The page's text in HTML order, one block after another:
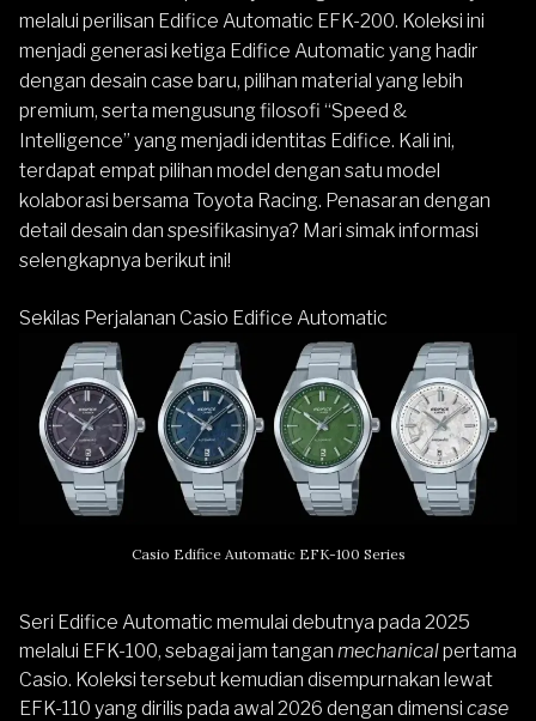
melalui perilisan Edifice Automatic EFK-200. Koleksi ini
menjadi generasi ketiga Edifice Automatic yang hadir
dengan desain case baru, pilihan material yang lebih
premium, serta mengusung filosofi “Speed &
Intelligence” yang menjadi identitas Edifice. Kali ini,
terdapat empat pilihan model dengan satu model
kolaborasi bersama Toyota Racing. Penasaran dengan
detail desain dan spesifikasinya? Mari simak informasi
selengkapnya berikut ini!
Sekilas Perjalanan Casio Edifice Automatic
Casio Edifice Automatic EFK-100 Series
Seri Edifice Automatic memulai debutnya pada 2025
melalui EFK-100, sebagai jam tangan mechanicalpertama
Casio. Koleksi tersebut kemudian disempurnakan lewat
EFK-110 yang dirilis pada awal 2026 dengan dimensi case